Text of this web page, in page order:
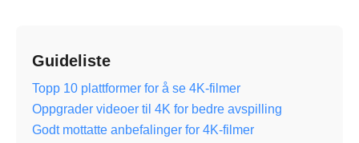
Guideliste
Topp 10 plattformer for å se 4K-filmer
Oppgrader videoer til 4K for bedre avspilling
Godt mottatte anbefalinger for 4K-filmer